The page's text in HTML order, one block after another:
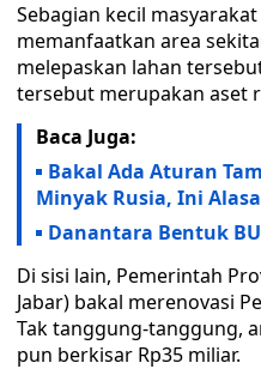
Sebagian kecil
memanfaatkan area
melepaskan lahan
tersebut merupakan aset
Baca Juga:
Bakal Ada Aturan
Minyak Rusia, Ini
Danantara Bentuk
Di sisi lain, Pemerintah
Jabar) bakal merenovasi
Tak tanggung-tanggung,
pun berkisar Rp35 miliar.